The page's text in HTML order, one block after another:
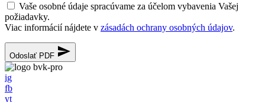
Vaše osobné údaje spracúvame za účelom vybavenia Vašej
požiadavky.
Viac informácií nájdete v zásadách ochrany osobných údajov.
Odoslať PDF
ig
fb
yt